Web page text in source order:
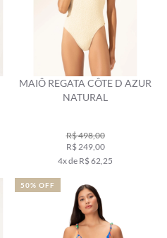
MAIÔ REGATA CÔTE D AZUR
NATURAL
R$ 498,00
R$ 249,00
4x de R$ 62,25
50% OFF